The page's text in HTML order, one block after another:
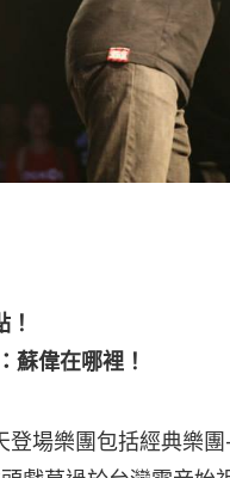
蘇偉在哪裡！
場樂團包括經典樂團